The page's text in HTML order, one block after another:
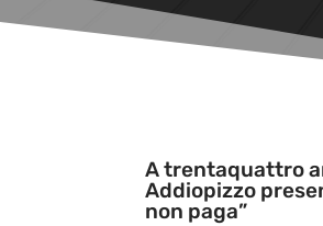
A trentaquattro
Addiopizzo
non paga”